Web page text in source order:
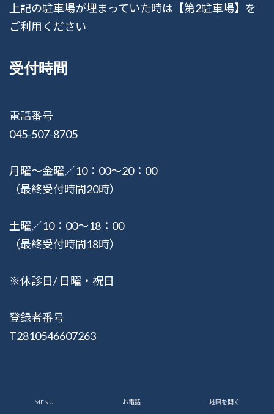
上記の駐車場が埋まっていた時は【第2駐車場】を
ご利用ください
受付時間
電話番号
045-507-8705
月曜〜金曜／10：00〜20：00
（最終受付時間20時）
土曜／10：00〜18：00
（最終受付時間18時）
※休診日/ 日曜・祝日
登録者番号
T2810546607263
MENU お電話 地図を開く